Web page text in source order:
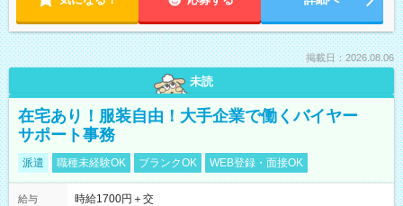
掲載日：2026.08.06
未読
在宅あり！服装自由！大手企業で働くバイヤー
サポート事務
派遣 職種未経験OK ブランクOK WEB登録・面接OK
給与
時給1700円＋交